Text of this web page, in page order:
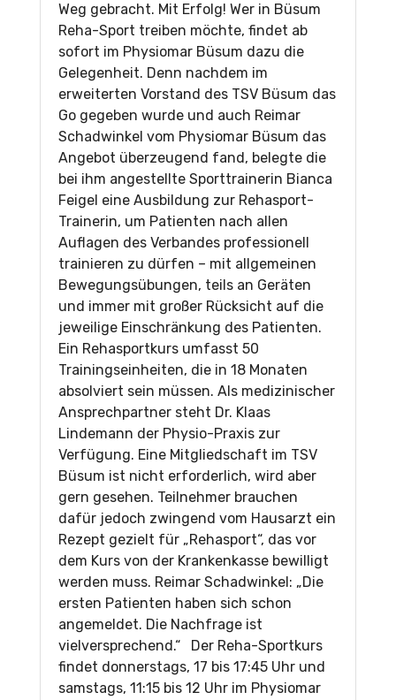
Weg gebracht. Mit Erfolg! Wer in Büsum
Reha-Sport treiben möchte, findet ab
sofort im Physiomar Büsum dazu die
Gelegenheit. Denn nachdem im
erweiterten Vorstand des TSV Büsum das
Go gegeben wurde und auch Reimar
Schadwinkel vom Physiomar Büsum das
Angebot überzeugend fand, belegte die
bei ihm angestellte Sporttrainerin Bianca
Feigel eine Ausbildung zur Rehasport-
Trainerin, um Patienten nach allen
Auflagen des Verbandes professionell
trainieren zu dürfen – mit allgemeinen
Bewegungsübungen, teils an Geräten
und immer mit großer Rücksicht auf die
jeweilige Einschränkung des Patienten.
Ein Rehasportkurs umfasst 50
Trainingseinheiten, die in 18 Monaten
absolviert sein müssen. Als medizinischer
Ansprechpartner steht Dr. Klaas
Lindemann der Physio-Praxis zur
Verfügung. Eine Mitgliedschaft im TSV
Büsum ist nicht erforderlich, wird aber
gern gesehen. Teilnehmer brauchen
dafür jedoch zwingend vom Hausarzt ein
Rezept gezielt für „Rehasport“, das vor
dem Kurs von der Krankenkasse bewilligt
werden muss. Reimar Schadwinkel: „Die
ersten Patienten haben sich schon
angemeldet. Die Nachfrage ist
vielversprechend.“ Der Reha-Sportkurs
findet donnerstags, 17 bis 17:45 Uhr und
samstags, 11:15 bis 12 Uhr im Physiomar